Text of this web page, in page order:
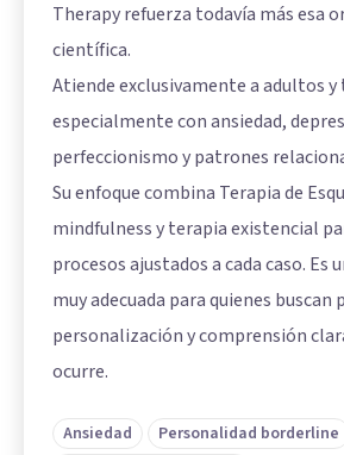
Therapy refuerza todavía más esa
científica.
Atiende exclusivamente a adultos y
especialmente con ansiedad,
perfeccionismo y patrones
Su enfoque combina Terapia de
mindfulness y terapia existencial
procesos ajustados a cada caso. Es
muy adecuada para quienes buscan
personalización y comprensión
ocurre.
Ansiedad Personalidad borderline